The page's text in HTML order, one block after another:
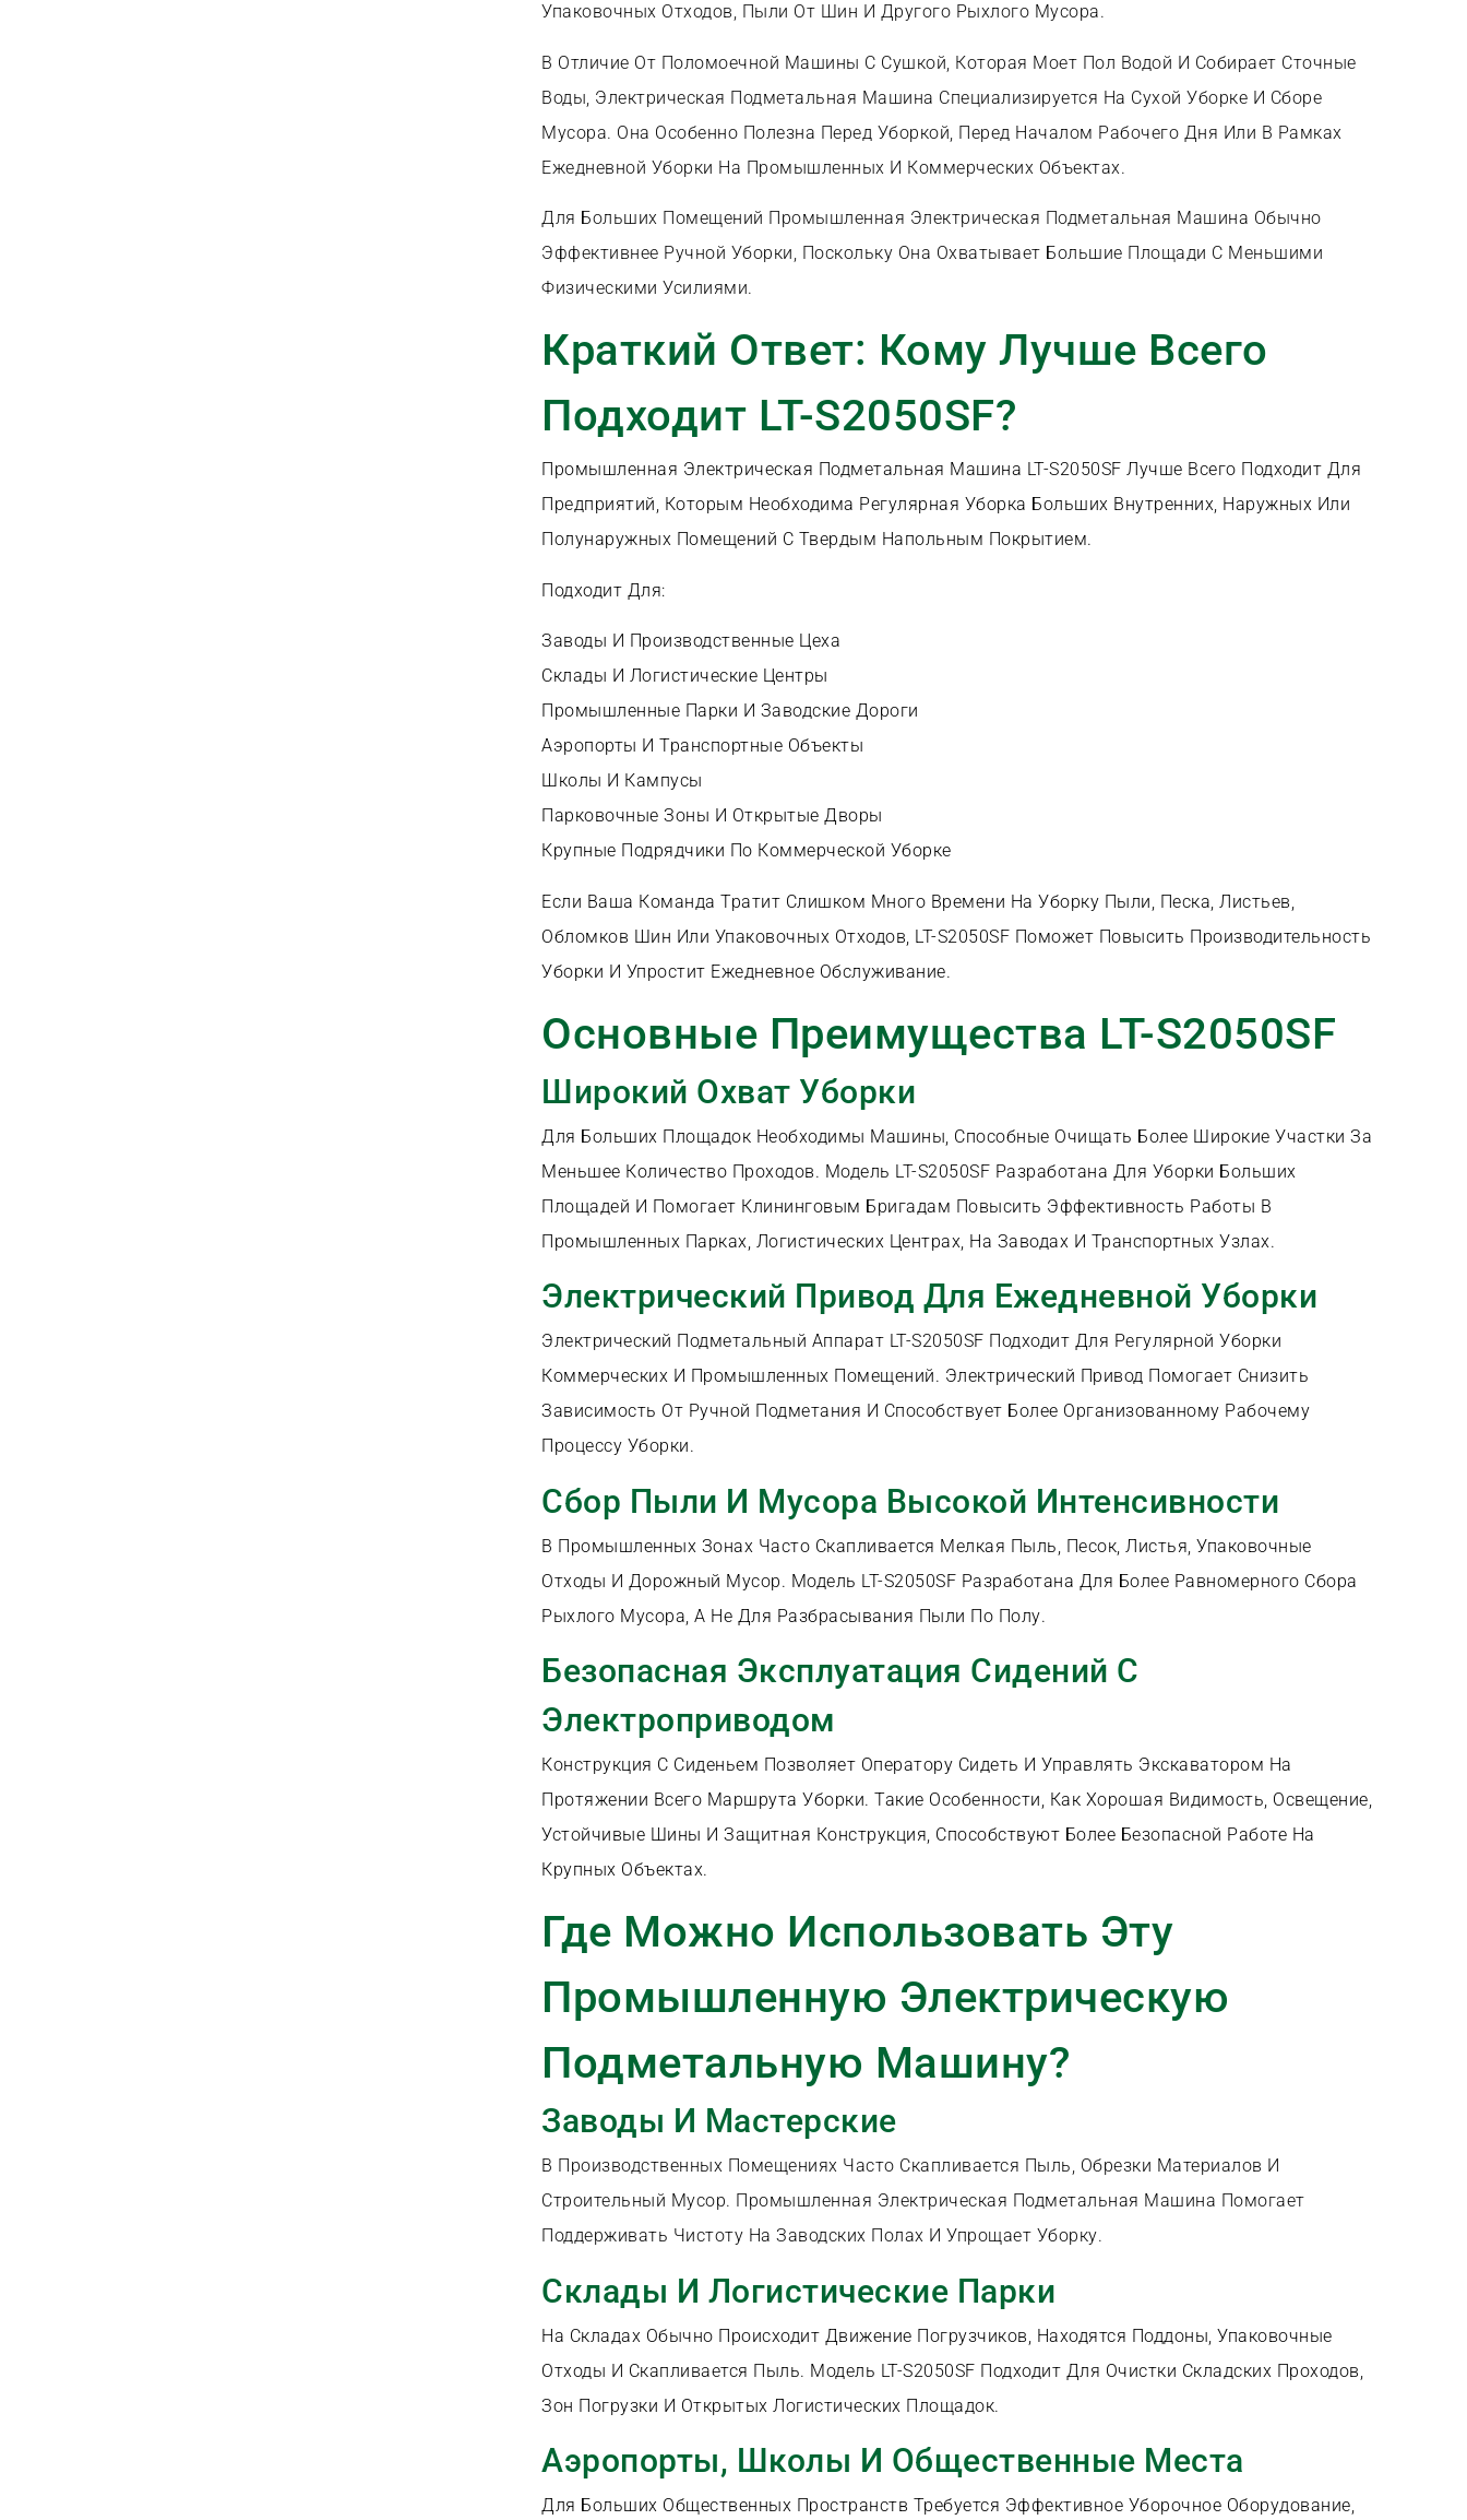
Упаковочных Отходов, Пыли От Шин И Другого Рыхлого Мусора.
В Отличие От Поломоечной Машины С Сушкой, Которая Моет Пол Водой И Собирает Сточные
Воды, Электрическая Подметальная Машина Специализируется На Сухой Уборке И Сборе
Мусора. Она Особенно Полезна Перед Уборкой, Перед Началом Рабочего Дня Или В Рамках
Ежедневной Уборки На Промышленных И Коммерческих Объектах.
Для Больших Помещений Промышленная Электрическая Подметальная Машина Обычно
Эффективнее Ручной Уборки, Поскольку Она Охватывает Большие Площади С Меньшими
Физическими Усилиями.
Краткий Ответ: Кому Лучше Всего
Подходит LT-S2050SF?
Промышленная Электрическая Подметальная Машина LT-S2050SF Лучше Всего Подходит Для
Предприятий, Которым Необходима Регулярная Уборка Больших Внутренних, Наружных Или
Полунаружных Помещений С Твердым Напольным Покрытием.
Подходит Для:
Заводы И Производственные Цеха
Склады И Логистические Центры
Промышленные Парки И Заводские Дороги
Аэропорты И Транспортные Объекты
Школы И Кампусы
Парковочные Зоны И Открытые Дворы
Крупные Подрядчики По Коммерческой Уборке
Если Ваша Команда Тратит Слишком Много Времени На Уборку Пыли, Песка, Листьев,
Обломков Шин Или Упаковочных Отходов, LT-S2050SF Поможет Повысить Производительность
Уборки И Упростит Ежедневное Обслуживание.
Основные Преимущества LT-S2050SF
Широкий Охват Уборки
Для Больших Площадок Необходимы Машины, Способные Очищать Более Широкие Участки За
Меньшее Количество Проходов. Модель LT-S2050SF Разработана Для Уборки Больших
Площадей И Помогает Клининговым Бригадам Повысить Эффективность Работы В
Промышленных Парках, Логистических Центрах, На Заводах И Транспортных Узлах.
Электрический Привод Для Ежедневной Уборки
Электрический Подметальный Аппарат LT-S2050SF Подходит Для Регулярной Уборки
Коммерческих И Промышленных Помещений. Электрический Привод Помогает Снизить
Зависимость От Ручной Подметания И Способствует Более Организованному Рабочему
Процессу Уборки.
Сбор Пыли И Мусора Высокой Интенсивности
В Промышленных Зонах Часто Скапливается Мелкая Пыль, Песок, Листья, Упаковочные
Отходы И Дорожный Мусор. Модель LT-S2050SF Разработана Для Более Равномерного Сбора
Рыхлого Мусора, А Не Для Разбрасывания Пыли По Полу.
Безопасная Эксплуатация Сидений С
Электроприводом
Конструкция С Сиденьем Позволяет Оператору Сидеть И Управлять Экскаватором На
Протяжении Всего Маршрута Уборки. Такие Особенности, Как Хорошая Видимость, Освещение,
Устойчивые Шины И Защитная Конструкция, Способствуют Более Безопасной Работе На
Крупных Объектах.
Где Можно Использовать Эту
Промышленную Электрическую
Подметальную Машину?
Заводы И Мастерские
В Производственных Помещениях Часто Скапливается Пыль, Обрезки Материалов И
Строительный Мусор. Промышленная Электрическая Подметальная Машина Помогает
Поддерживать Чистоту На Заводских Полах И Упрощает Уборку.
Склады И Логистические Парки
На Складах Обычно Происходит Движение Погрузчиков, Находятся Поддоны, Упаковочные
Отходы И Скапливается Пыль. Модель LT-S2050SF Подходит Для Очистки Складских Проходов,
Зон Погрузки И Открытых Логистических Площадок.
Аэропорты, Школы И Общественные Места
Для Больших Общественных Пространств Требуется Эффективное Уборочное Оборудование,